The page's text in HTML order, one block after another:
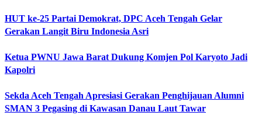
HUT ke-25 Partai Demokrat, DPC Aceh Tengah Gelar
Gerakan Langit Biru Indonesia Asri
Ketua PWNU Jawa Barat Dukung Komjen Pol Karyoto Jadi
Kapolri
Sekda Aceh Tengah Apresiasi Gerakan Penghijauan Alumni
SMAN 3 Pegasing di Kawasan Danau Laut Tawar